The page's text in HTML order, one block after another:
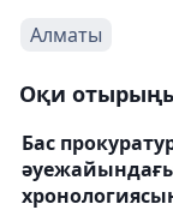
Алматы
Оқи
Бас